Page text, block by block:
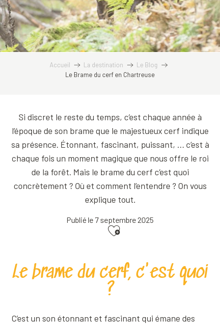
Accueil La destination
Le Blog
Le Brame du cerf en Chartreuse
Si discret le reste du temps, c’est chaque année à
l’époque de son brame que le majestueux cerf indique
sa présence. Étonnant, fascinant, puissant, … c’est à
chaque fois un moment magique que nous offre le roi
de la forêt. Mais le brame du cerf c’est quoi
concrètement ? Où et comment l’entendre ? On vous
explique tout.
Publié le 7 septembre 2025
Ajouter aux favoris
Le brame du cerf, c'est quoi
?
C’est un son étonnant et fascinant qui émane des